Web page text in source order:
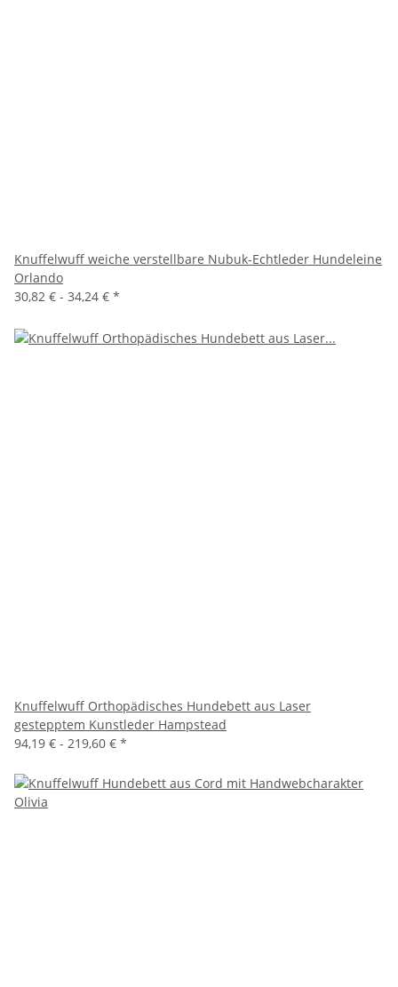
Knuffelwuff weiche verstellbare Nubuk-Echtleder Hundeleine
Orlando
30,82 € - 34,24 € *
Knuffelwuff Orthopädisches Hundebett aus Laser
gestepptem Kunstleder Hampstead
94,19 € - 219,60 € *